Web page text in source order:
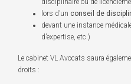
lors d’un conseil de
devant une instance
d’expertise, etc.)
Le cabinet VL Avocats saura
droits :